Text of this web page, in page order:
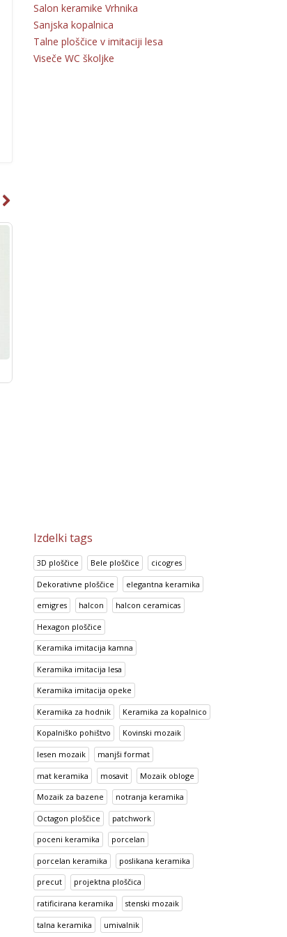
Salon keramike Vrhnika
Sanjska kopalnica
Talne ploščice v imitaciji lesa
Viseče WC školjke
Izdelki tags
3D ploščice Bele ploščice cicogres
Dekorativne ploščice elegantna keramika
emigres halcon halcon ceramicas
Hexagon ploščice
Keramika imitacija kamna
Keramika imitacija lesa
Keramika imitacija opeke
Keramika za hodnik Keramika za kopalnico
Kopalniško pohištvo Kovinski mozaik
lesen mozaik manjši format
mat keramika mosavit Mozaik obloge
Mozaik za bazene notranja keramika
Octagon ploščice patchwork
poceni keramika porcelan
porcelan keramika poslikana keramika
precut projektna ploščica
ratificirana keramika stenski mozaik
talna keramika umivalnik